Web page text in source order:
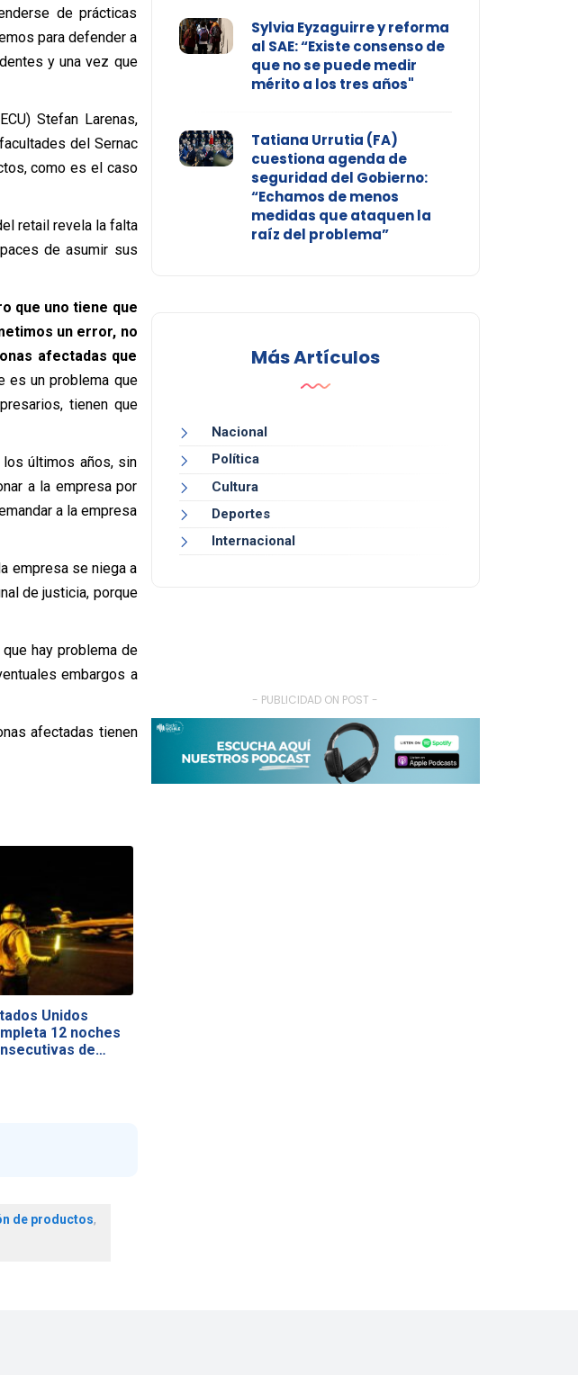
de prácticas
para defender a
y una vez que
Stefan Larenas,
del Sernac
como es el caso
retail revela la falta
de asumir sus
que uno tiene que
un error, no
afectadas que
es un problema que
tienen que
últimos años, sin
a la empresa por
a la empresa
empresa se niega a
de justicia, porque
hay problema de
embargos a
afectadas tienen
Unidos
12 noches
de…
de productos,
Sylvia Eyzaguirre y reforma
al SAE: “Existe consenso de
que no se puede medir
mérito a los tres años"
Tatiana Urrutia (FA)
cuestiona agenda de
seguridad del Gobierno:
“Echamos de menos
medidas que ataquen la
raíz del problema”
Más Artículos
Nacional
Política
Cultura
Deportes
Internacional
- PUBLICIDAD ON POST -